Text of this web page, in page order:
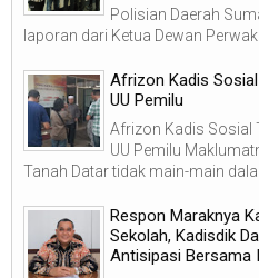
Polisian Daerah
laporan dari Ketua Dewan
Afrizon Kadis
UU Pemilu
Afrizon Kadis Sosial
UU Pemilu
Tanah Datar tidak main-main dala...
Respon Maraknya
Sekolah, Kadisdik
Antisipasi Bersama